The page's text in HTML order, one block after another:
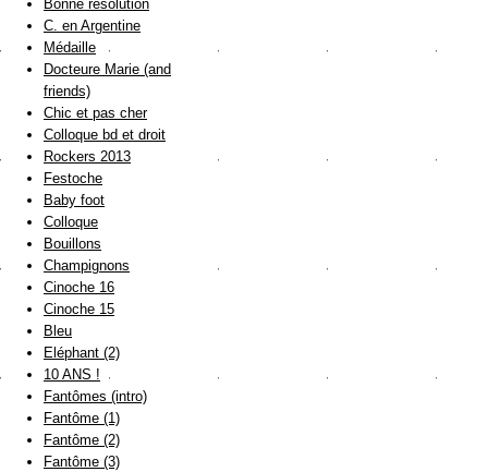
Bonne résolution
C. en Argentine
Médaille
Docteure Marie (and
friends)
Chic et pas cher
Colloque bd et droit
Rockers 2013
Festoche
Baby foot
Colloque
Bouillons
Champignons
Cinoche 16
Cinoche 15
Bleu
Eléphant (2)
10 ANS !
Fantômes (intro)
Fantôme (1)
Fantôme (2)
Fantôme (3)